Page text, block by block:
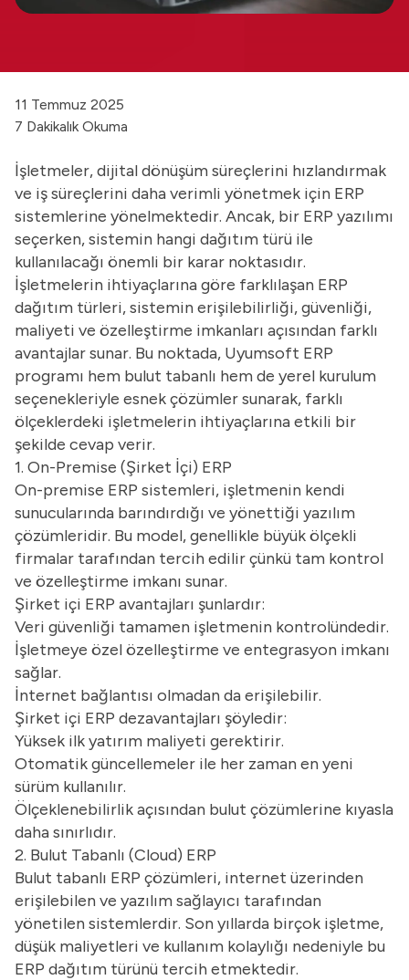
11 Temmuz 2025
7 Dakikalık Okuma
İşletmeler, dijital dönüşüm süreçlerini hızlandırmak
ve iş süreçlerini daha verimli yönetmek için ERP
sistemlerine yönelmektedir. Ancak, bir ERP yazılımı
seçerken, sistemin hangi dağıtım türü ile
kullanılacağı önemli bir karar noktasıdır.
İşletmelerin ihtiyaçlarına göre farklılaşan ERP
dağıtım türleri, sistemin erişilebilirliği, güvenliği,
maliyeti ve özelleştirme imkanları açısından farklı
avantajlar sunar. Bu noktada, Uyumsoft ERP
programı hem bulut tabanlı hem de yerel kurulum
seçenekleriyle esnek çözümler sunarak, farklı
ölçeklerdeki işletmelerin ihtiyaçlarına etkili bir
şekilde cevap verir.
1. On-Premise (Şirket İçi) ERP
On-premise ERP sistemleri, işletmenin kendi
sunucularında barındırdığı ve yönettiği yazılım
çözümleridir. Bu model, genellikle büyük ölçekli
firmalar tarafından tercih edilir çünkü tam kontrol
ve özelleştirme imkanı sunar.
Şirket içi ERP avantajları şunlardır:
Veri güvenliği tamamen işletmenin kontrolündedir.
İşletmeye özel özelleştirme ve entegrasyon imkanı
sağlar.
İnternet bağlantısı olmadan da erişilebilir.
Şirket içi ERP dezavantajları şöyledir:
Yüksek ilk yatırım maliyeti gerektirir.
Otomatik güncellemeler ile her zaman en yeni
sürüm kullanılır.
Ölçeklenebilirlik açısından bulut çözümlerine kıyasla
daha sınırlıdır.
2. Bulut Tabanlı (Cloud) ERP
Bulut tabanlı ERP çözümleri, internet üzerinden
erişilebilen ve yazılım sağlayıcı tarafından
yönetilen sistemlerdir. Son yıllarda birçok işletme,
düşük maliyetleri ve kullanım kolaylığı nedeniyle bu
ERP dağıtım türünü tercih etmektedir.